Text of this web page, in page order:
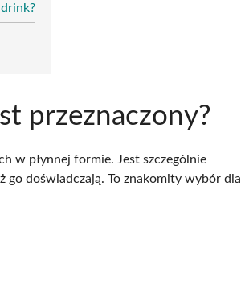
przeznaczony?
w płynnej formie. Jest szczególnie
go doświadczają. To znakomity wybór dla